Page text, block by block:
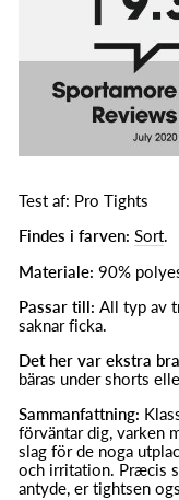
Test af: Pro Tights
Findes i farven: Sort.
Materiale: 90%
Passar till: All typ av
saknar ficka.
Det her var ekstra
bäras under shorts
Sammanfattning:
förväntar dig, varken
slag för de noga
och irritation. Præcis
antyde, er tightsen